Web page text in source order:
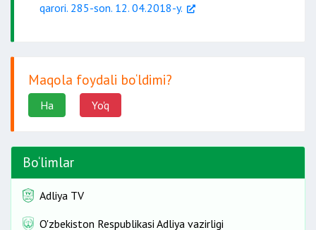
ilovadagi
qarori. 285-son. 12. 04.2018-y.
Maqola foydali bo‘ldimi?
Ha Yo'q
Bo‘limlar
Adliya TV
O'zbekiston Respublikasi Adliya vazirligi